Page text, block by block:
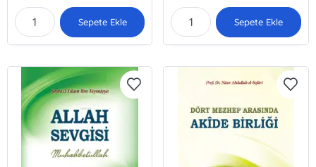
Sepete Ekle Sepete Ekle